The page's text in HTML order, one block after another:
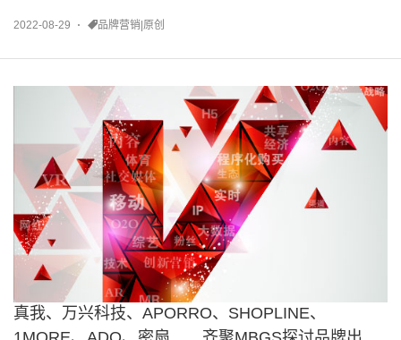
2022-08-29 品牌营销|原创
真我、万兴科技、APORRO、SHOPLINE、